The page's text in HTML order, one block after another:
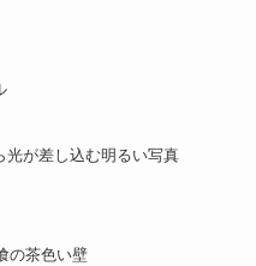
ス動画